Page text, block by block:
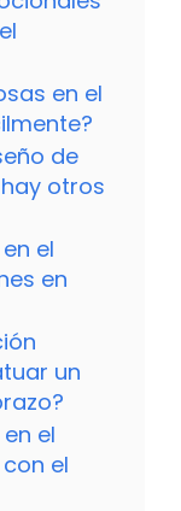
en el
de
otros
el
en
un
el
el